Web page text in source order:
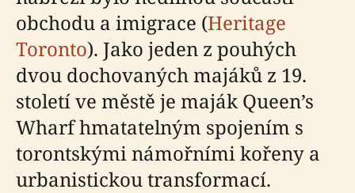
obchodu a imigrace (Heritage
Toronto). Jako jeden z pouhých
dvou dochovaných majáků z 19.
století ve městě je maják Queen’s
Wharf hmatatelným spojením s
torontskými námořními kořeny a
urbanistickou transformací.